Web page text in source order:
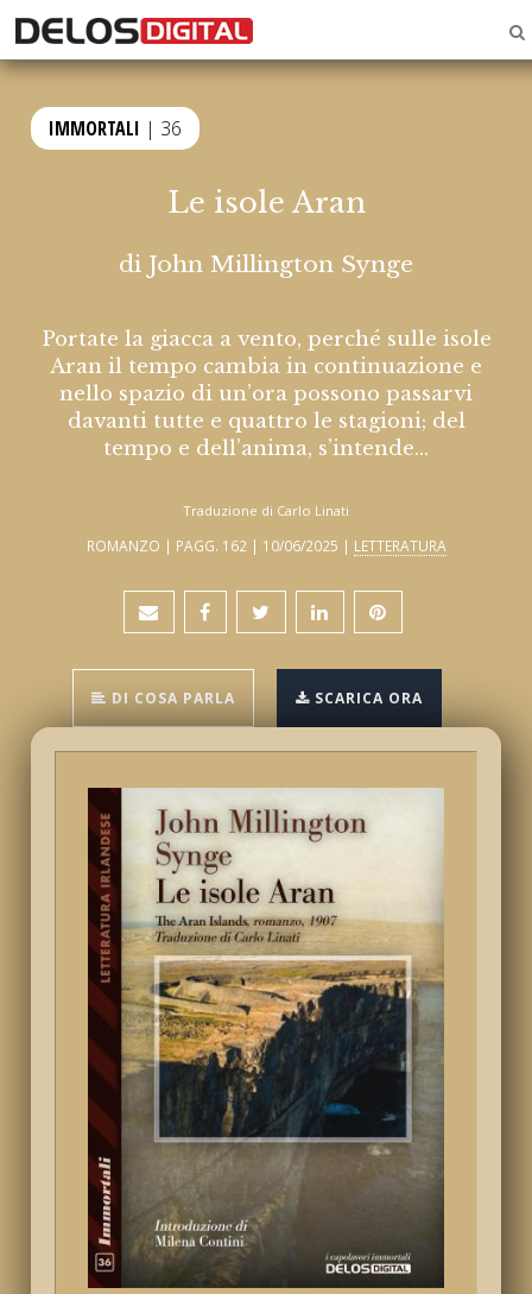
IMMORTALI | 36
Le isole Aran
di John Millington Synge
Portate la giacca a vento, perché sulle isole
Aran il tempo cambia in continuazione e
nello spazio di un’ora possono passarvi
davanti tutte e quattro le stagioni; del
tempo e dell’anima, s’intende…
Traduzione di Carlo Linati
ROMANZO | PAGG. 162 | 10/06/2025 | LETTERATURA
DI COSA PARLA SCARICA ORA